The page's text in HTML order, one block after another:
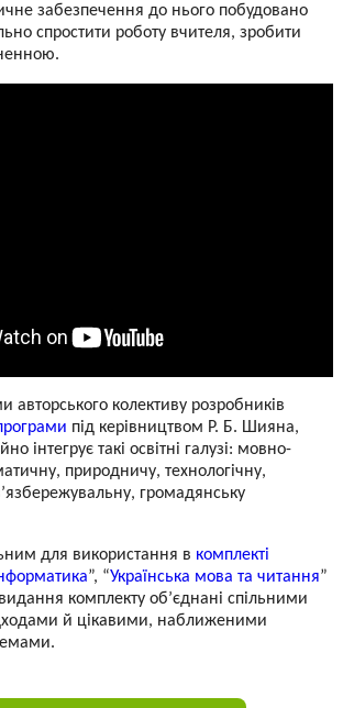
забезпечення до нього побудовано
спростити роботу вчителя, зробити
авторського колективу розробників
під керівництвом Р. Б. Шияна,
інтегрує такі освітні галузі: мовно-
природничу, технологічну,
громадянську
для використання в комплекті
”, “Українська мова та читання”
видання комплекту об’єднані спільними
й цікавими, наближеними